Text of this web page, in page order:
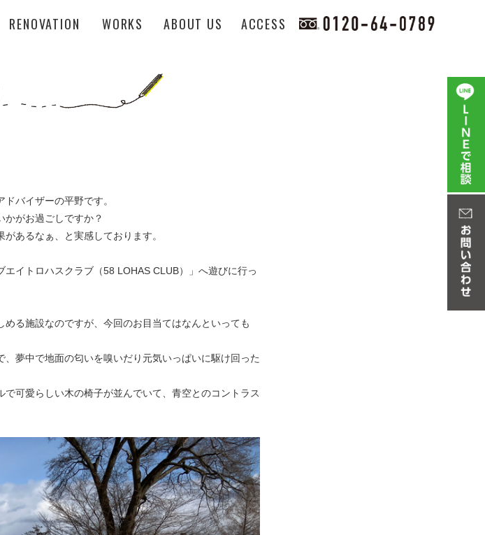
RENOVATION WORKS ABOUT US ACCESS
バイザーの平野です。
かがお過ごしですか？
あるなぁ、と実感しております。
イトロハスクラブ（58 LOHAS CLUB）」へ遊びに行っ
る施設なのですが、今回のお目当てはなんといっても
夢中で地面の匂いを嗅いだり元気いっぱいに駆け回った
可愛らしい木の椅子が並んでいて、青空とのコントラス